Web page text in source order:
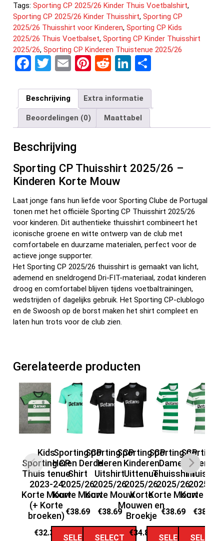
Tags:Sporting CP 2025/26 Kinder Thuis Voetbalshirt,
Sporting CP 2025/26 Kinder Thuisshirt,Sporting CP
2025/26 Thuisshirt voor Kinderen,Sporting CP Kids
2025/26 Thuis Voetbalset,Sporting CP Kinder Thuisshirt
2025/26,Sporting CP Kinderen Thuistenue 2025/26
F
ce
b
o
o
T
tt
er
E
ail
Pi
er
es
t
R
d
di
t
Li
ke
dI
n
e
n
Beschrijving Extra informatie
Beoordelingen (0) Maattabel
Beschrijving
Sporting CP Thuisshirt 2025/26 –
Kinderen Korte Mouw
Laat jonge fans hun liefde voor Sporting Clube de Portugal
tonen met het officiële Sporting CP Thuisshirt 2025/26
voor kinderen. Dit authentieke thuisshirt combineert het
iconische groene en witte ontwerp van de club met
comfortabele en duurzame materialen, perfect voor de
actieve jonge supporter.
Het Sporting CP 2025/26 thuisshirt is gemaakt van licht,
ademend en sneldrogend Dri-FIT-materiaal, zodat kinderen
droog en comfortabel blijven tijdens voetbaltrainingen,
wedstrijden of dagelijks gebruik. Het Sporting CP-clublogo
en de Swoosh op de borst maken het shirt compleet en
laten hun trots voor de club zien.
Gerelateerde producten
Kids
Sporting CP
Thuis tenue
2023-24
Korte Mouw
(+ Korte
broeken)
€32.35
Sporting CP
Heren Derde
Shirt
2025/26
Korte Mouw
€38.69
SELECT
Sporting CP
Heren
Uitshirt
2025/26
Korte Mouw
€38.69
SELECT
Sporting CP
Kinderen
Uittenue
2025/26
Korte
Mouwen en
Broekje
€34.89
Sporting CP
Dames
Thuisshirt
2025/26
Korte Mouw
€38.69
SELECT
Sporting
Heren
2025/26
Korte
€38.69
SELECT